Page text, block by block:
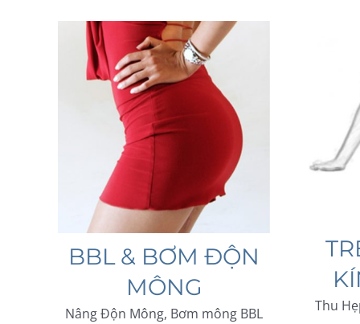
BBL & BƠM ĐỘN
MÔNG
Nâng Độn Mông, Bơm mông BBL
Thu